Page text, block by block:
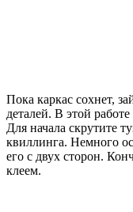
Пока каркас сохнет,
деталей. В этой
Для начала скрутите
квиллинга. Немного
его с двух сторон.
клеем.